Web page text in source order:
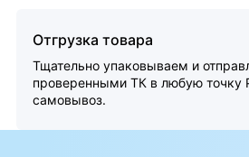
Отгрузка товара
Тщательно упаковываем и
проверенными ТК в любую точку
самовывоз.